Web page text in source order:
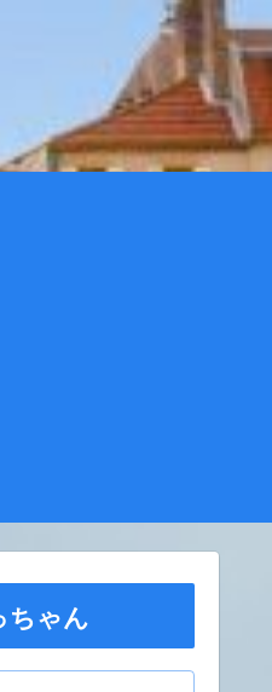
ちゃん